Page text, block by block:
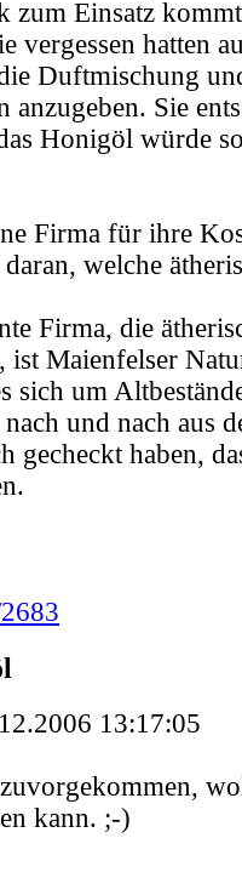
Einsatz
vergessen hatten
Duftmischung
anzugeben. Sie
Honigöl würde
Firma für ihre
welche
Firma, die
ist Maienfelser
sich um
und nach aus
gecheckt haben,
13:17:05
kann. ;-)